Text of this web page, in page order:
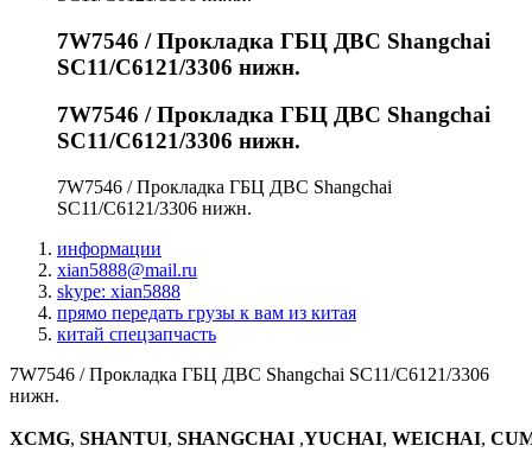
7W7546 / Прокладка ГБЦ ДВС Shangchai
SC11/C6121/3306 нижн.
7W7546 / Прокладка ГБЦ ДВС Shangchai
SC11/C6121/3306 нижн.
7W7546 / Прокладка ГБЦ ДВС Shangchai
SC11/C6121/3306 нижн.
информации
xian5888@mail.ru
skype: xian5888
прямо передать грузы к вам из китая
китай спецзапчасть
7W7546 / Прокладка ГБЦ ДВС Shangchai SC11/C6121/3306
нижн.
XCMG, SHANTUI, SHANGCHAI ,YUCHAI, WEICHAI,